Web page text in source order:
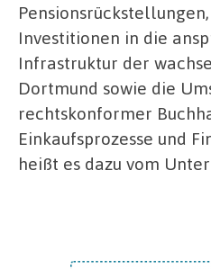
Investitionen in die
Infrastruktur der
Dortmund sowie die
rechtskonformer
Einkaufsprozesse und
heißt es dazu vom